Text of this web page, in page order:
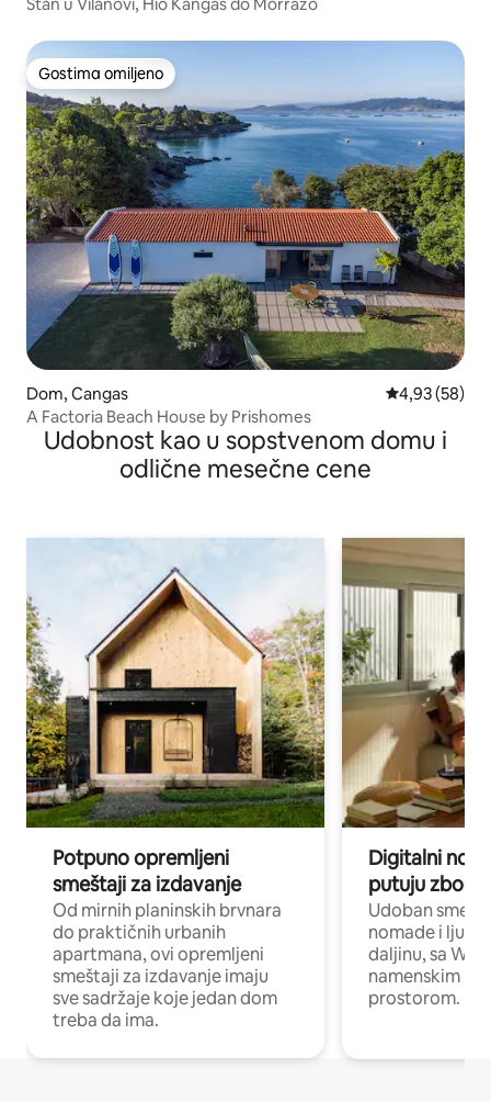
Gostima omiljeno
Gostima omiljeno
Dom, Cangas Prosečna
4,93 (58)
A Factoria Beach House by Prishomes
Udobnost kao u sopstvenom domu i
odlične mesečne cene
Potpuno opremljeni
smeštaji za izdavanje
Od mirnih planinskih brvnara
do praktičnih urbanih
apartmana, ovi opremljeni
smeštaji za izdavanje imaju
sve sadržaje koje jedan dom
treba da ima.
Digitalni
putuju zbog
Udoban
nomade i ljude
daljinu, sa Wi-
namenskim
prostorom.